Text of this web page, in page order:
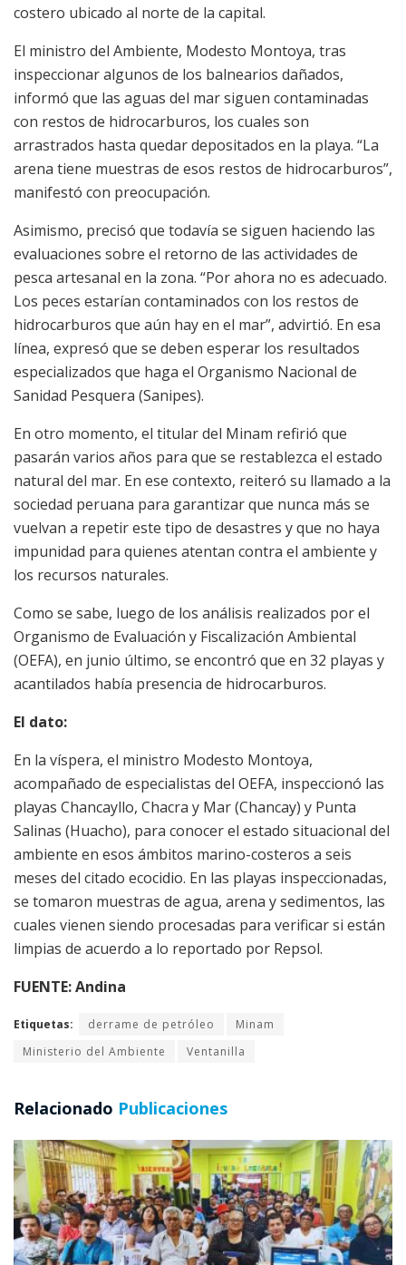
costero ubicado al norte de la capital.
El ministro del Ambiente, Modesto Montoya, tras
inspeccionar algunos de los balnearios dañados,
informó que las aguas del mar siguen contaminadas
con restos de hidrocarburos, los cuales son
arrastrados hasta quedar depositados en la playa. “La
arena tiene muestras de esos restos de hidrocarburos”,
manifestó con preocupación.
Asimismo, precisó que todavía se siguen haciendo las
evaluaciones sobre el retorno de las actividades de
pesca artesanal en la zona. “Por ahora no es adecuado.
Los peces estarían contaminados con los restos de
hidrocarburos que aún hay en el mar”, advirtió. En esa
línea, expresó que se deben esperar los resultados
especializados que haga el Organismo Nacional de
Sanidad Pesquera (Sanipes).
En otro momento, el titular del Minam refirió que
pasarán varios años para que se restablezca el estado
natural del mar. En ese contexto, reiteró su llamado a la
sociedad peruana para garantizar que nunca más se
vuelvan a repetir este tipo de desastres y que no haya
impunidad para quienes atentan contra el ambiente y
los recursos naturales.
Como se sabe, luego de los análisis realizados por el
Organismo de Evaluación y Fiscalización Ambiental
(OEFA), en junio último, se encontró que en 32 playas y
acantilados había presencia de hidrocarburos.
El dato:
En la víspera, el ministro Modesto Montoya,
acompañado de especialistas del OEFA, inspeccionó las
playas Chancayllo, Chacra y Mar (Chancay) y Punta
Salinas (Huacho), para conocer el estado situacional del
ambiente en esos ámbitos marino-costeros a seis
meses del citado ecocidio. En las playas inspeccionadas,
se tomaron muestras de agua, arena y sedimentos, las
cuales vienen siendo procesadas para verificar si están
limpias de acuerdo a lo reportado por Repsol.
FUENTE: Andina
Etiquetas: derrame de petróleo
Minam
Ministerio del Ambiente
Ventanilla
Relacionado Publicaciones